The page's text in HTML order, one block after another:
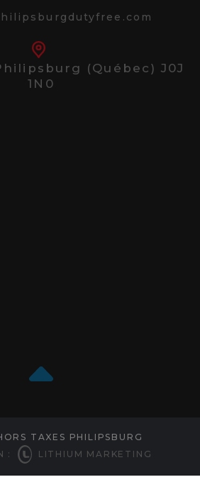
(Québec) J0J
1N0
TAXES PHILIPSBURG
:
LITHIUM MARKETING